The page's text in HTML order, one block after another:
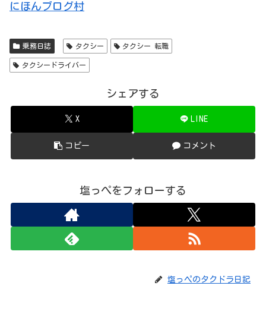
にほんブログ村
乗務日誌 タクシー タクシー 転職
タクシードライバー
シェアする
X LINE
コピー コメント
塩っぺをフォローする
塩っペのタクドラ日記